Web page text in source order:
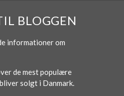
BLOGGEN
informationer om
de mest populære
solgt i Danmark.